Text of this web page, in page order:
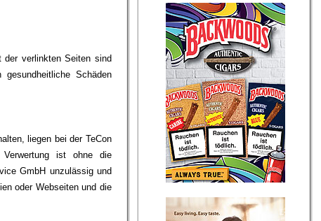
der verlinkten Seiten sind
Schäden
liegen bei der TeCon
Verwertung ist ohne die
GmbH unzulässig und
oder Webseiten und die